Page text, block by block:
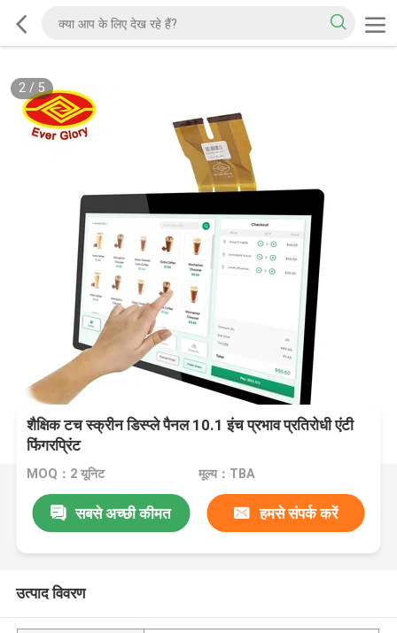
2/ 5
शैक्षिक टच स्क्रीन डिस्प्ले पैनल 10.1 इंच प्रभाव प्रतिरोधी एंटी
फिंगरप्रिंट
MOQ：2 यूनिट मूल्य：TBA
सबसे अच्छी कीमत हमसे संपर्क करें
उत्पाद विवरण